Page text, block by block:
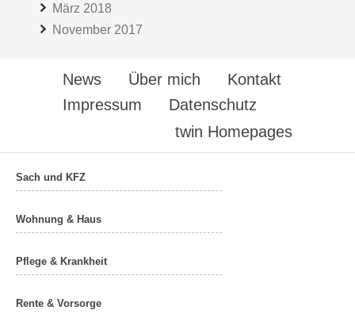
März 2018
November 2017
News Über mich
Kontakt
Impressum
Datenschutz
twin Homepages
Sach und KFZ
Wohnung & Haus
Pflege & Krankheit
Rente & Vorsorge